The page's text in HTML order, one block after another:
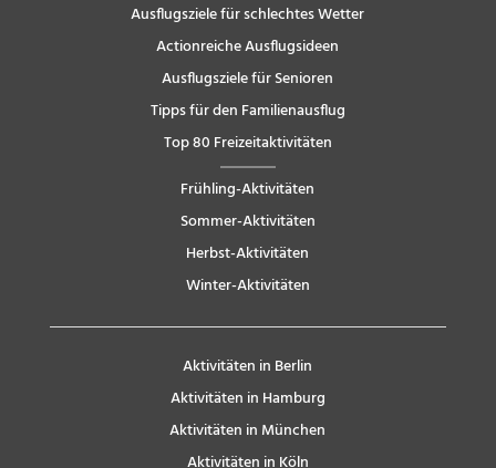
Ausflugsziele für schlechtes Wetter
Actionreiche Ausflugsideen
Ausflugsziele für Senioren
Tipps für den Familienausflug
Top 80 Freizeitaktivitäten
Frühling-Aktivitäten
Sommer-Aktivitäten
Herbst-Aktivitäten
Winter-Aktivitäten
Aktivitäten in Berlin
Aktivitäten in Hamburg
Aktivitäten in München